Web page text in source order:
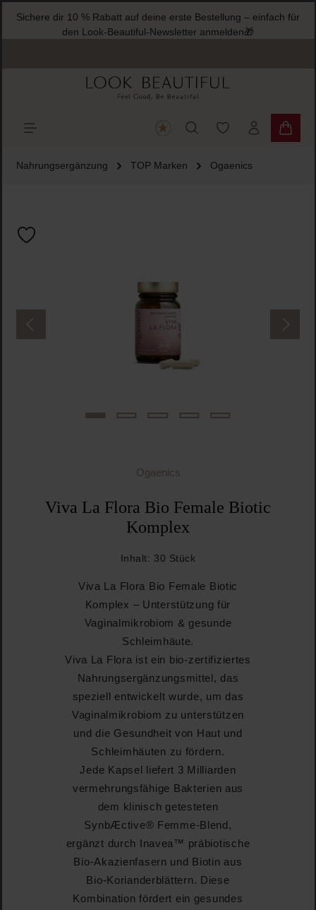
springen
Sichere dir 10 % Rabatt auf deine erste Bestellung – einfach für
den Look-Beautiful-Newsletter anmelden🎁
Du hast 0
Nahrungsergänzung TOP Marken Ogaenics
Ogaenics
Viva La Flora Bio Female Biotic
Komplex
Inhalt: 30 Stück
Viva La Flora Bio Female Biotic
Komplex – Unterstützung für
Vaginalmikrobiom & gesunde
Schleimhäute.
Viva La Flora ist ein bio-zertifiziertes
Nahrungsergänzungsmittel, das
speziell entwickelt wurde, um das
Vaginalmikrobiom zu unterstützen
und die Gesundheit von Haut und
Schleimhäuten zu fördern.
Jede Kapsel liefert 3 Milliarden
vermehrungsfähige Bakterien aus
dem klinisch getesteten
SynbÆctive® Femme-Blend,
ergänzt durch Inavea™ präbiotische
Bio-Akazienfasern und Biotin aus
Bio-Korianderblättern. Diese
Kombination fördert ein gesundes